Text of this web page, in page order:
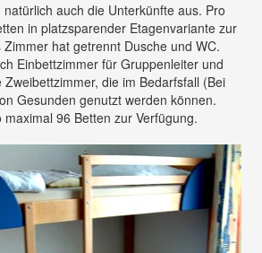
auch die Unterkünfte aus. Pro
in platzsparender Etagenvariante zur
hat getrennt Dusche und WC.
Einbettzimmer für Gruppenleiter und
die im Bedarfsfall (Bei
Gesunden genutzt werden können.
96 Betten zur Verfügung.